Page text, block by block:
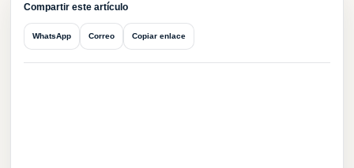
Compartir este artículo
WhatsApp Correo Copiar enlace